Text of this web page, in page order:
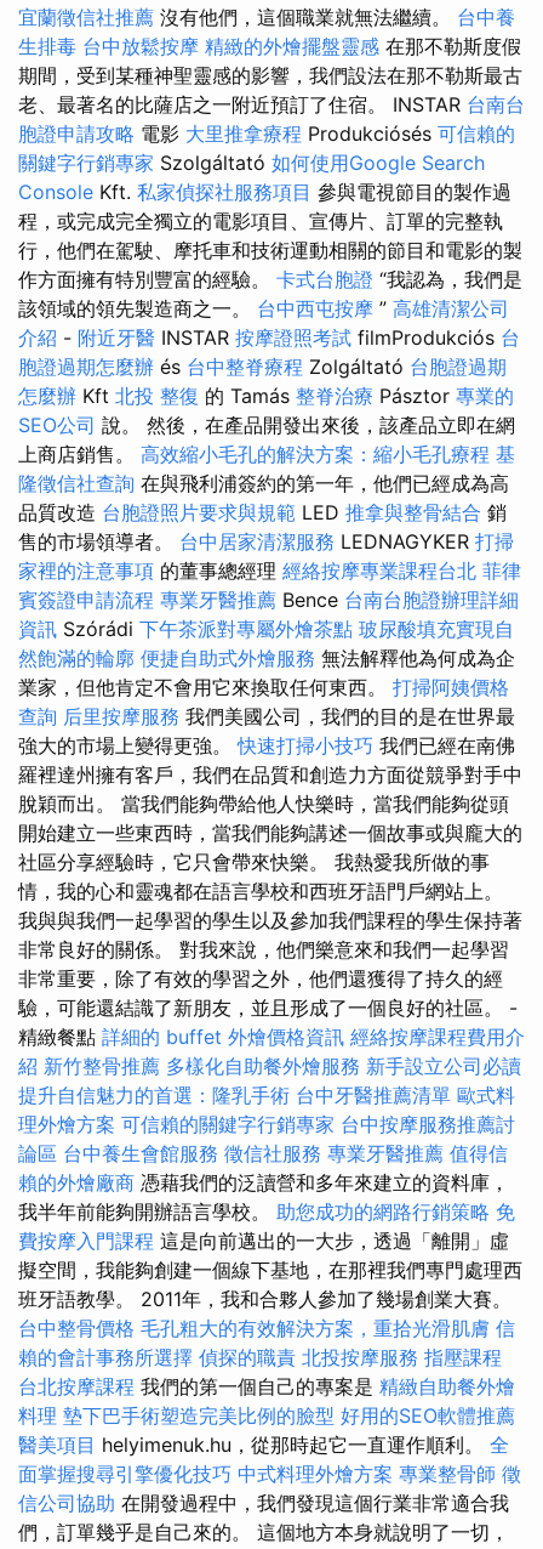
宜蘭徵信社推薦 沒有他們，這個職業就無法繼續。 台中養
生排毒 台中放鬆按摩 精緻的外燴擺盤靈感 在那不勒斯度假
期間，受到某種神聖靈感的影響，我們設法在那不勒斯最古
老、最著名的比薩店之一附近預訂了住宿。 INSTAR 台南台
胞證申請攻略 電影 大里推拿療程 Produkciósés 可信賴的
關鍵字行銷專家 Szolgáltató 如何使用Google Search
Console Kft. 私家偵探社服務項目 參與電視節目的製作過
程，或完成完全獨立的電影項目、宣傳片、訂單的完整執
行，他們在駕駛、摩托車和技術運動相關的節目和電影的製
作方面擁有特別豐富的經驗。 卡式台胞證 “我認為，我們是
該領域的領先製造商之一。 台中西屯按摩 ” 高雄清潔公司
介紹 - 附近牙醫 INSTAR 按摩證照考試 filmProdukciós 台
胞證過期怎麼辦 és 台中整脊療程 Zolgáltató 台胞證過期
怎麼辦 Kft 北投 整復 的 Tamás 整脊治療 Pásztor 專業的
SEO公司 說。 然後，在產品開發出來後，該產品立即在網
上商店銷售。 高效縮小毛孔的解決方案：縮小毛孔療程 基
隆徵信社查詢 在與飛利浦簽約的第一年，他們已經成為高
品質改造 台胞證照片要求與規範 LED 推拿與整骨結合 銷
售的市場領導者。 台中居家清潔服務 LEDNAGYKER 打掃
家裡的注意事項 的董事總經理 經絡按摩專業課程台北 菲律
賓簽證申請流程 專業牙醫推薦 Bence 台南台胞證辦理詳細
資訊 Szórádi 下午茶派對專屬外燴茶點 玻尿酸填充實現自
然飽滿的輪廓 便捷自助式外燴服務 無法解釋他為何成為企
業家，但他肯定不會用它來換取任何東西。 打掃阿姨價格
查詢 后里按摩服務 我們美國公司，我們的目的是在世界最
強大的市場上變得更強。快速打掃小技巧 我們已經在南佛
羅裡達州擁有客戶，我們在品質和創造力方面從競爭對手中
脫穎而出。 當我們能夠帶給他人快樂時，當我們能夠從頭
開始建立一些東西時，當我們能夠講述一個故事或與龐大的
社區分享經驗時，它只會帶來快樂。 我熱愛我所做的事
情，我的心和靈魂都在語言學校和西班牙語門戶網站上。
我與與我們一起學習的學生以及參加我們課程的學生保持著
非常良好的關係。 對我來說，他們樂意來和我們一起學習
非常重要，除了有效的學習之外，他們還獲得了持久的經
驗，可能還結識了新朋友，並且形成了一個良好的社區。 -
精緻餐點 詳細的 buffet 外燴價格資訊 經絡按摩課程費用介
紹 新竹整骨推薦 多樣化自助餐外燴服務 新手設立公司必讀
提升自信魅力的首選：隆乳手術 台中牙醫推薦清單 歐式料
理外燴方案 可信賴的關鍵字行銷專家 台中按摩服務推薦討
論區 台中養生會館服務 徵信社服務 專業牙醫推薦 值得信
賴的外燴廠商 憑藉我們的泛讀營和多年來建立的資料庫，
我半年前能夠開辦語言學校。 助您成功的網路行銷策略 免
費按摩入門課程 這是向前邁出的一大步，透過「離開」虛
擬空間，我能夠創建一個線下基地，在那裡我們專門處理西
班牙語教學。 2011年，我和合夥人參加了幾場創業大賽。
台中整骨價格 毛孔粗大的有效解決方案，重拾光滑肌膚 信
賴的會計事務所選擇 偵探的職責 北投按摩服務 指壓課程
台北按摩課程 我們的第一個自己的專案是 精緻自助餐外燴
料理 墊下巴手術塑造完美比例的臉型 好用的SEO軟體推薦
醫美項目 helyimenuk.hu，從那時起它一直運作順利。 全
面掌握搜尋引擎優化技巧 中式料理外燴方案 專業整骨師 徵
信公司協助 在開發過程中，我們發現這個行業非常適合我
們，訂單幾乎是自己來的。 這個地方本身就說明了一切，